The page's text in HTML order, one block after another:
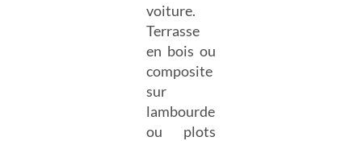
voiture.
Terrasse
en bois ou
composite
sur
lambourde
ou plots